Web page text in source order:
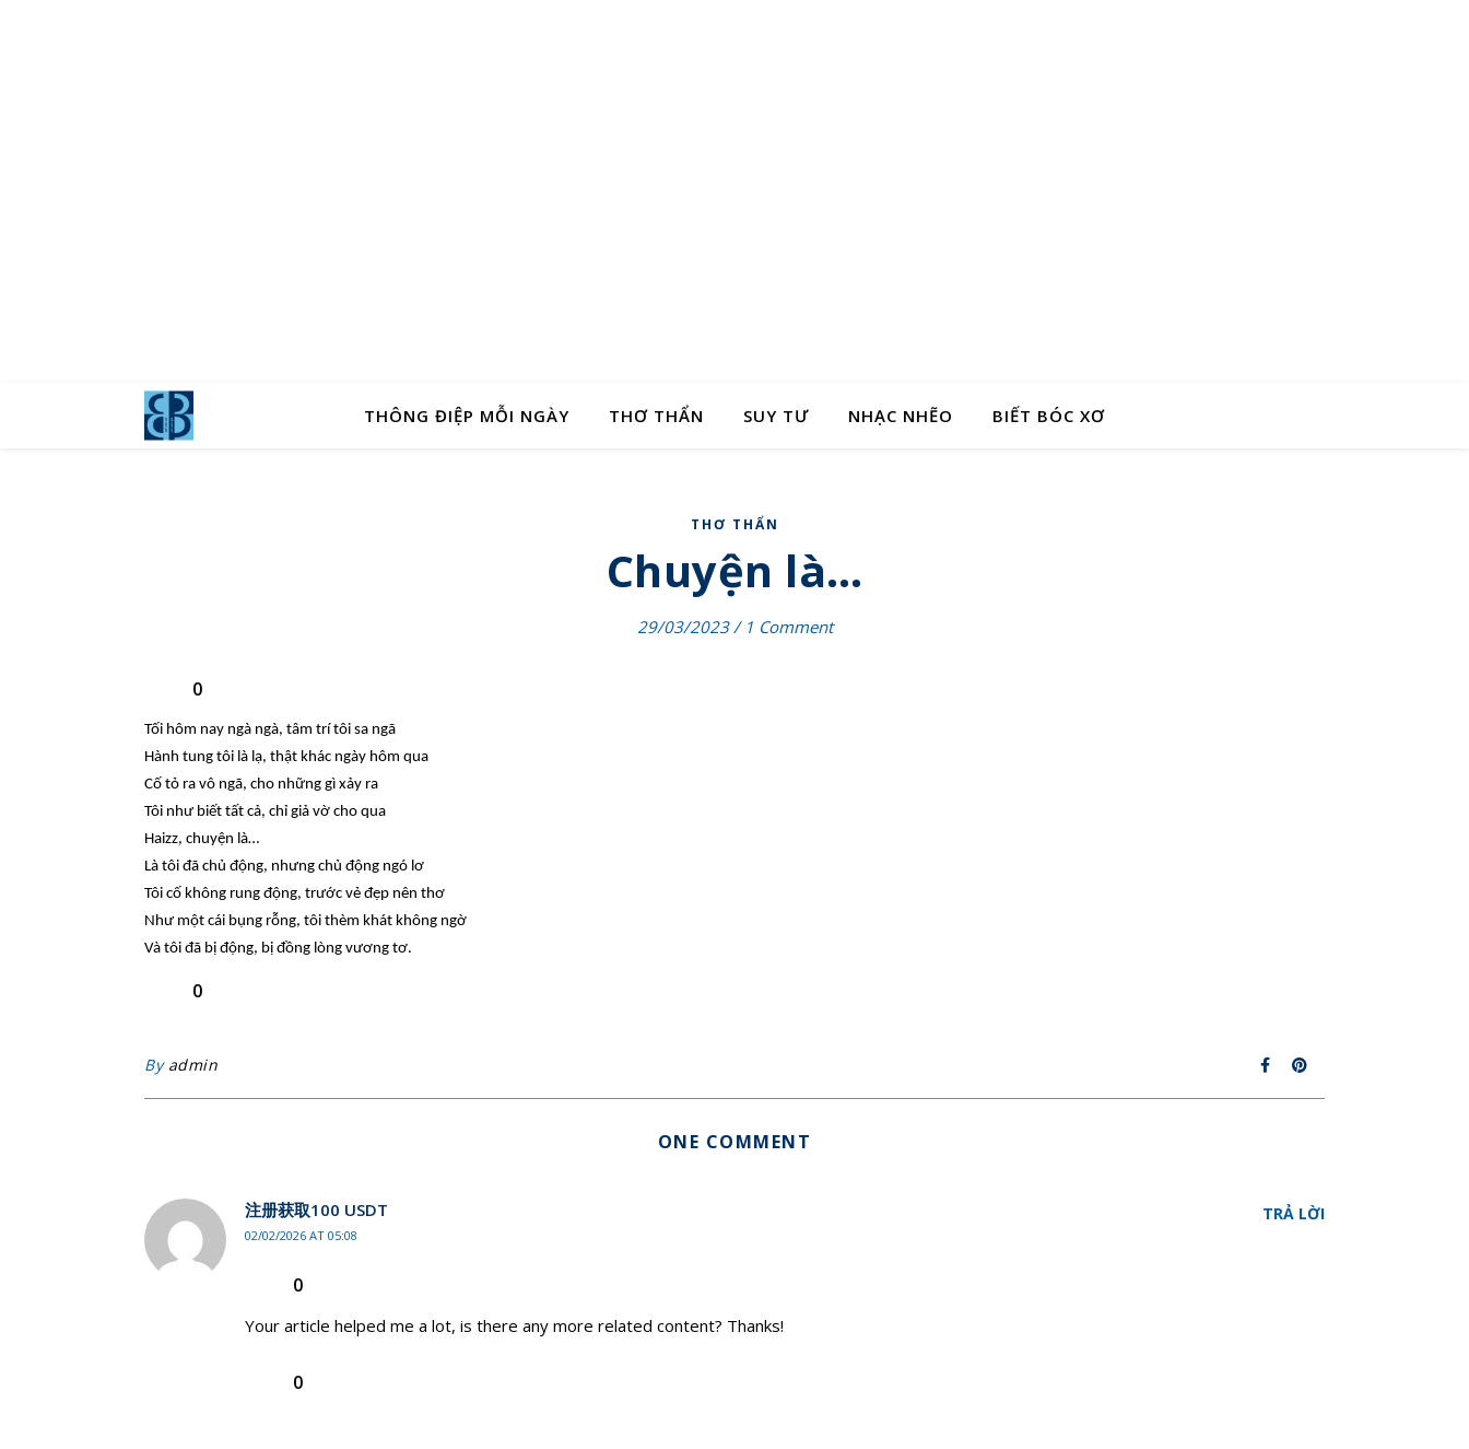
THÔNG ĐIỆP MỖI NGÀY THƠ THẨN SUY TƯ NHẠC NHẼO BIẾT BÓC XƠ
THƠ THẨN
Chuyện là…
29/03/2023 / 1 Comment
0
Tối hôm nay ngà ngà, tâm trí tôi sa ngã
Hành tung tôi là lạ, thật khác ngày hôm qua
Cố tỏ ra vô ngã, cho những gì xảy ra
Tôi như biết tất cả, chỉ giả vờ cho qua
Haizz, chuyện là…
Là tôi đã chủ động, nhưng chủ động ngó lơ
Tôi cố không rung động, trước vẻ đẹp nên thơ
Như một cái bụng rỗng, tôi thèm khát không ngờ
Và tôi đã bị động, bị đồng lòng vương tơ.
0
By admin
ONE COMMENT
注册获取100 USDT
02/02/2026 AT 05:08
TRẢ LỜI
0
Your article helped me a lot, is there any more related content? Thanks!
0